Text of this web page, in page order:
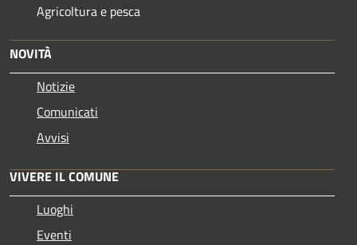
Agricoltura e pesca
NOVITÀ
Notizie
Comunicati
Avvisi
VIVERE IL COMUNE
Luoghi
Eventi